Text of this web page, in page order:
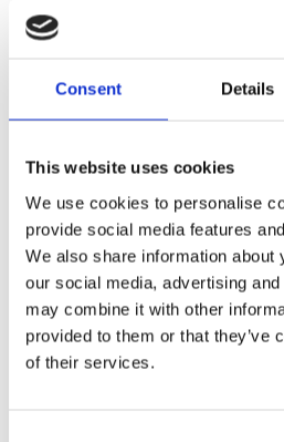
Consent Details
This website uses cookies
We use cookies to personalise
provide social media features
We also share information about
our social media, advertising
may combine it with other
provided to them or that they’ve
of their services.
dalahäst-mönster. 100%
bomull, Okeo-tex och